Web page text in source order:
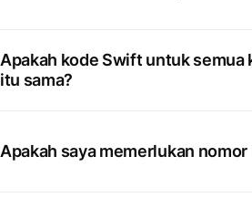
Apakah kode Swift untuk semua
itu sama?
Apakah saya memerlukan nomor